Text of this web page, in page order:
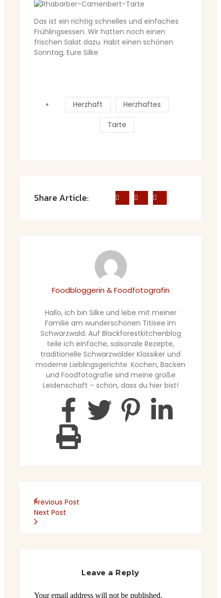
Das ist ein richtig schnelles und einfaches
Frühlingsessen. Wir hatten noch einen
frischen Salat dazu. Habt einen schönen
Sonntag, Eure Silke
Herzhaft Herzhaftes
Tarte
Share Article:
Foodbloggerin & Foodfotografin
Hallo, ich bin Silke und lebe mit meiner
Familie am wunderschönen Titisee im
Schwarzwald. Auf Blackforestkitchenblog
teile ich einfache, saisonale Rezepte,
traditionelle Schwarzwälder Klassiker und
moderne Lieblingsgerichte. Kochen, Backen
und Foodfotografie sind meine große
Leidenschaft – schön, dass du hier bist!
Previous Post
Next Post
Leave a Reply
Your email address will not be published.